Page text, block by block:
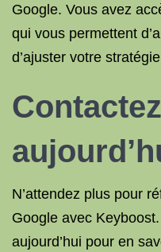
Google. Vous avez
qui vous permettent
d’ajuster votre
N’attendez plus pour
Google avec
aujourd’hui pour en